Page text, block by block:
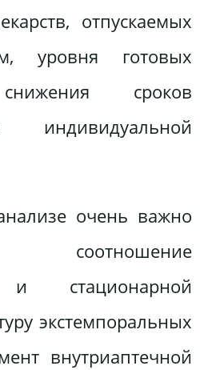
отпускаемых
уровня готовых
сроков
индивидуальной
очень важно
соотношение
и стационарной
экстемпоральных
внутриаптечной